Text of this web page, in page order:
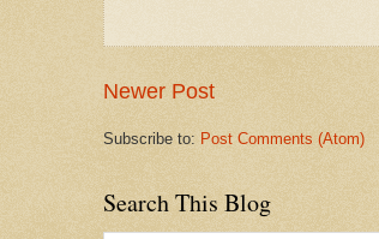
Newer Post
Subscribe to: Post Comments (Atom)
Search This Blog